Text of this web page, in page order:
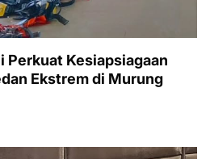
Perkuat Kesiapsiagaan
Ekstrem di Murung